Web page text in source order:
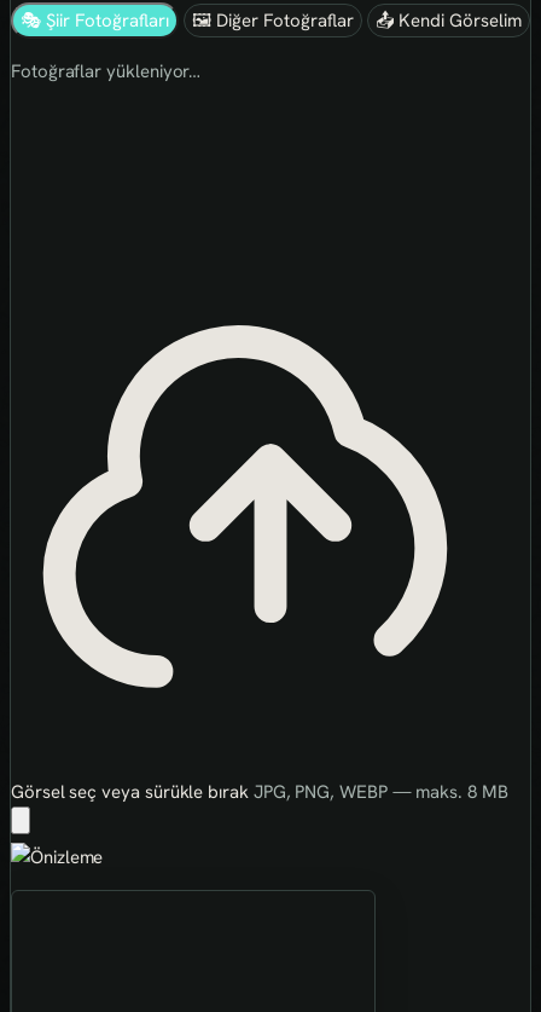
🎭 Şiir Fotoğrafları
🖼 Diğer Fotoğraflar 📤 Kendi Görselim
Fotoğraflar yükleniyor…
Görsel seç veya sürükle bırak JPG, PNG, WEBP — maks. 8 MB